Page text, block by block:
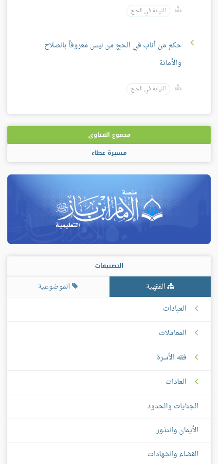
النيابة في الحج
حكم من أناب في الحج من ليس معروفاً بالصلاح
والأمانة
النيابة في الحج
مجموع الفتاوى
مسيرة عطاء
التصنيفات
الفقهية
الموضوعية
العبادات
المعاملات
فقه الأسرة
العادات
الجنايات والحدود
الأيمان والنذور
القضاء والشهادات